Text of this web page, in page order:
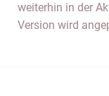
weiterhin in der
Version wird